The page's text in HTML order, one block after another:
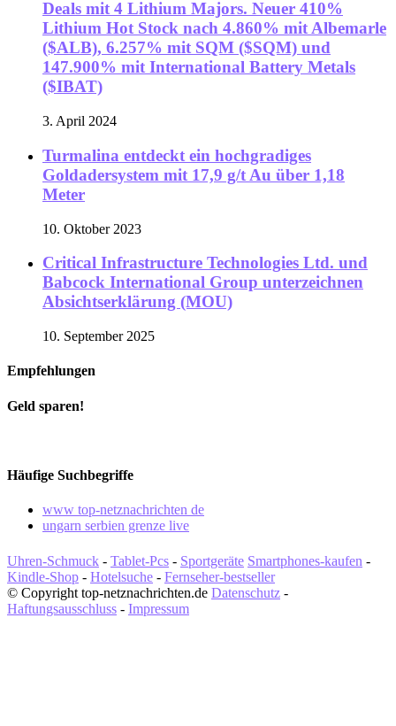
Deals mit 4 Lithium Majors. Neuer 410%
Lithium Hot Stock nach 4.860% mit Albemarle
($ALB), 6.257% mit SQM ($SQM) und
147.900% mit International Battery Metals
($IBAT)
3. April 2024
Turmalina entdeckt ein hochgradiges
Goldadersystem mit 17,9 g/t Au über 1,18
Meter
10. Oktober 2023
Critical Infrastructure Technologies Ltd. und
Babcock International Group unterzeichnen
Absichtserklärung (MOU)
10. September 2025
Empfehlungen
Geld sparen!
Häufige Suchbegriffe
www top-netznachrichten de
ungarn serbien grenze live
Uhren-Schmuck - Tablet-Pcs - Sportgeräte Smartphones-kaufen -
Kindle-Shop - Hotelsuche - Fernseher-bestseller
© Copyright top-netznachrichten.de Datenschutz -
Haftungsausschluss - Impressum